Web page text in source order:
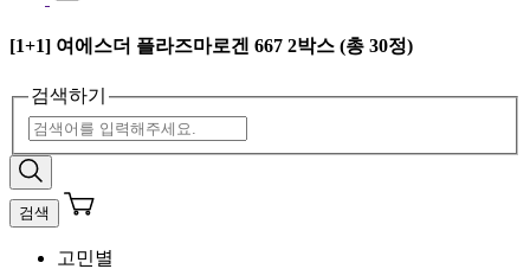
[1+1] 여에스더 플라즈마로겐 667 2박스 (총 30정)
검색하기
검색
고민별